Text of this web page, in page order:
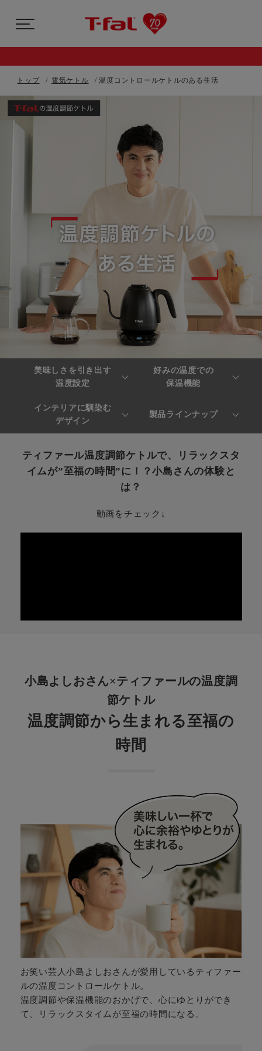
トップ 電気ケトル 温度コントロールケトルのある生活
美味しさを引き出す
温度設定
好みの温度での
保温機能
インテリアに馴染む
デザイン
製品ラインナップ
ティファール温度調節ケトルで、リラックスタ
イムが”至福の時間”に！？小島さんの体験と
は？
動画をチェック↓
小島よしおさん×ティファールの温度調
節ケトル
温度調節から生まれる至福の
時間
お笑い芸人小島よしおさんが愛用しているティファー
ルの温度コントロールケトル。​
温度調節や保温機能のおかげで、心にゆとりができ
て、リラックスタイムが至福の時間になる。